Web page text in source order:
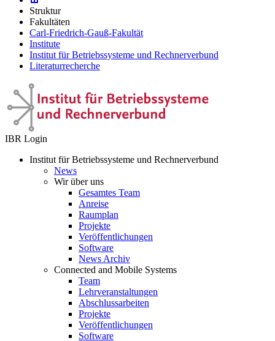
Struktur
Fakultäten
Carl-Friedrich-Gauß-Fakultät
Institute
Institut für Betriebssysteme und Rechnerverbund
Literaturrecherche
IBR Login
Institut für Betriebssysteme und Rechnerverbund
News
Wir über uns
Gesamtes Team
Anreise
Raumplan
Projekte
Veröffentlichungen
Software
News Archiv
Connected and Mobile Systems
Team
Lehrveranstaltungen
Abschlussarbeiten
Projekte
Veröffentlichungen
Software